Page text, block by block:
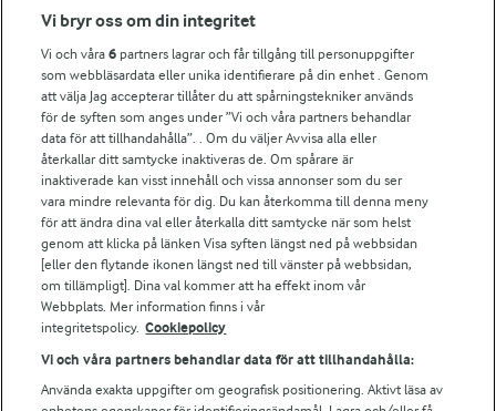
Fler Arlasajter
För ägare
Arlas kundportal
Arla.com
Falbygdens Ost
Arla webbshop
Bildbank
Följ oss
Vi bryr oss om din integritet
Vi och våra6 partners lagrar och får tillgång till personuppgifter
som webbläsardata eller unika identifierare på din enhet . Genom
att välja Jag accepterar tillåter du att spårningstekniker används
för de syften som anges under ”Vi och våra partners behandlar
data för att tillhandahålla”. . Om du väljer Avvisa alla eller
återkallar ditt samtycke inaktiveras de. Om spårare är
inaktiverade kan visst innehåll och vissa annonser som du ser
vara mindre relevanta för dig. Du kan återkomma till denna meny
för att ändra dina val eller återkalla ditt samtycke när som helst
genom att klicka på länken Visa syften längst ned på webbsidan
[eller den flytande ikonen längst ned till vänster på webbsidan,
om tillämpligt]. Dina val kommer att ha effekt inom vår
Webbplats. Mer information finns i vår
integritetspolicy. Cookiepolicy
Vi och våra partners behandlar data för att tillhandahålla:
Använda exakta uppgifter om geografisk positionering. Aktivt läsa av